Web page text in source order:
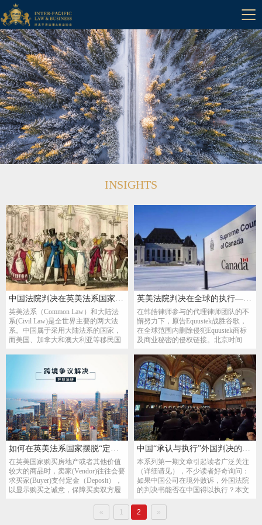

中文
INSIGHTS
中国法院判决在英美法系国家的“承认与执行”——以加拿大为例
英美法系（Common Law）和大陆法
系(Civil Law)是全世界主要的两大法
系。中国属于采用大陆法系的国家，
而美国、加拿大和澳大利亚等移民国
钱多多的老赖们，利用两大法系的差
异，移民美、加、澳后，似乎成功摆
人，即使在法...
英美法院判决在全球的执行——以谷歌案为例
在韩皓律师参与的代理律师团队的不
懈努力下，原告Equustek战胜谷歌，
在全球范围内删除侵犯Equustek商标
及商业秘密的侵权链接。北京时间
Solutions Inc的律师团队激动宣布，加
拿大最高法院已做出里程碑式的裁
决。加拿大最高法院9名高级法官以
7：2结果维持不列颠哥伦比亚省高级
法院的一项...
在英美国家购买房地产或者其他价值
较大的商品时，卖家(Vendor)往往会要
求买家(Buyer)支付定金（Deposit），
以显示购买之诚意，保障买卖双方履
用于保障合约之履行。英美法系国家
的定金制度最早起源于“罗马法”，当
本系列第一期文章引起读者广泛关注
（详细请见），不少读者好奇询问：
如果中国公司在境外败诉，外国法院
的判决书能否在中国得以执行？本文
国“承认与执行”的基本原则以及发展
趋势做一个探讨。 纵观世界各国,互惠
« 1 2 »